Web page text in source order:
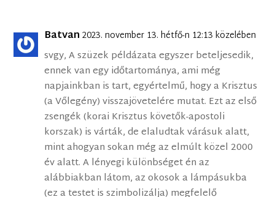
Batvan 2023. november 13. hétfő-n 12:13 közelében
svgy, A szüzek példázata egyszer beteljesedik,
ennek van egy időtartománya, ami még
napjainkban is tart, egyértelmű, hogy a Krisztus
(a Vőlegény) visszajövetelére mutat. Ezt az első
zsengék (korai Krisztus követők-apostoli
korszak) is várták, de elaludtak várásuk alatt,
mint ahogyan sokan még az elmúlt közel 2000
év alatt. A lényegi különbséget én az
alábbiakban látom, az okosok a lámpásukba
(ez a testet is szimbolizálja) megfelelő